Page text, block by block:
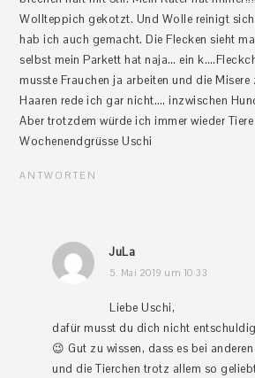
Wollteppich gekotzt. Und Wolle reinigt
hab ich auch gemacht. Die Flecken sieht
selbst mein Parkett hat naja… ein
musste Frauchen ja arbeiten und die
Haaren rede ich gar nicht…. inzwischen
Aber trotzdem würde ich immer wieder
Wochenendgrüsse Uschi
ANTWORTEN
JuLa
5. Mai 2019 um 10:33
Liebe Uschi,
dafür musst du dich nicht
😉 Gut zu wissen, dass es bei
und die Tierchen trotz allem so